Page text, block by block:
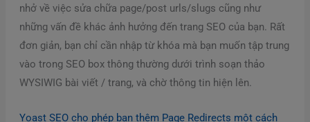
nhở về việc sửa chữa page/post urls/slugs cũng như
những vấn đề khác ảnh hưởng đến trang SEO của bạn. Rất
đơn giản, bạn chỉ cần nhập từ khóa mà bạn muốn tập trung
vào trong SEO box thông thường dưới trình soạn thảo
WYSIWIG bài viết / trang, và chờ thông tin hiện lên.
Yoast SEO cho phép bạn thêm Page Redirects một cách